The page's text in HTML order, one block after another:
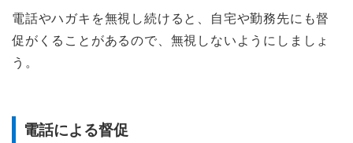
電話やハガキを無視し続けると、自宅や勤務先にも督
促がくることがあるので、無視しないようにしましょ
う。
電話による督促